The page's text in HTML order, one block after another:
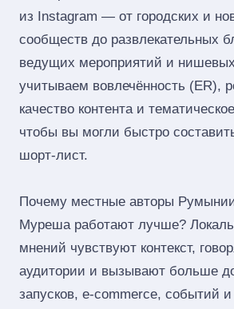
из Instagram — от городских и
сообществ до развлекательных
ведущих мероприятий и
учитываем вовлечённость (ER),
качество контента и
чтобы вы могли быстро
шорт‑лист.
Почему местные авторы
Муреша работают лучше?
мнений чувствуют контекст,
аудитории и вызывают больше
запусков, e‑commerce, событий